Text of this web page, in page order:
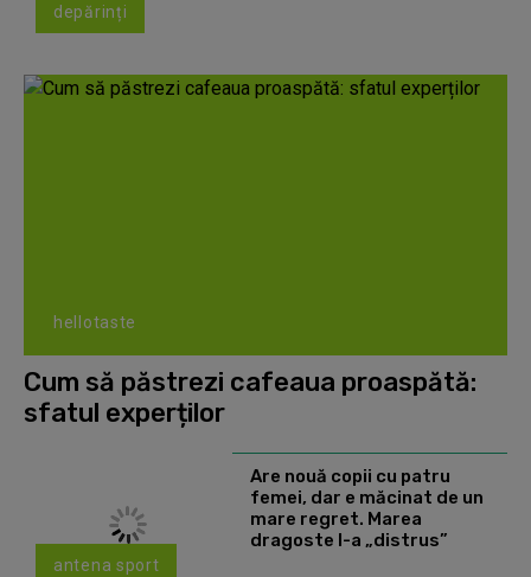
depărinți
hellotaste
Cum să păstrezi cafeaua proaspătă:
sfatul experților
antena sport
Are nouă copii cu patru
femei, dar e măcinat de un
mare regret. Marea
dragoste l-a „distrus”